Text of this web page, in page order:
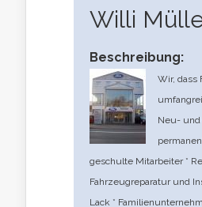
Willi
Beschreibung:
Wir, dass
Neu- und
geschulte Mitarbeiter *
Fahrzeugreparatur und
Lack *